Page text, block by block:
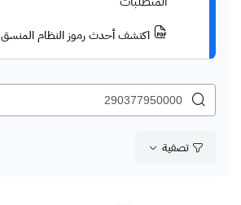
اكتشف أحدث رموز النظام المنسق
تصفية